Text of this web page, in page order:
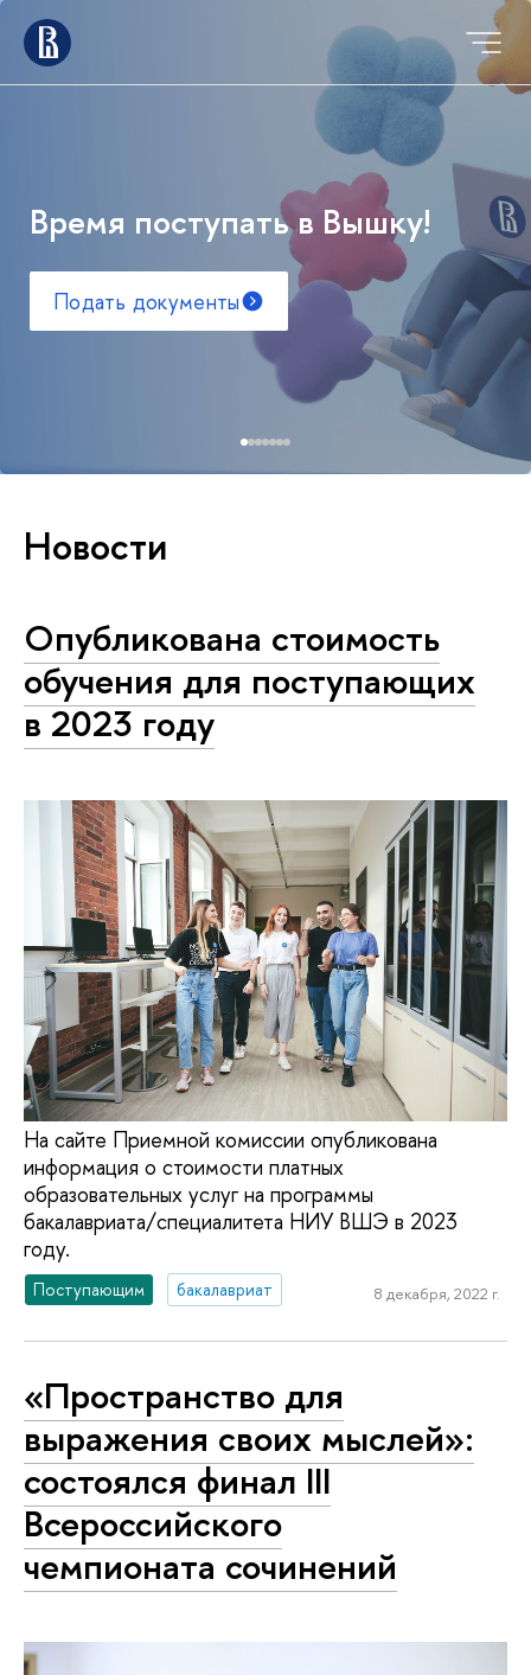
Время поступать в Вышку!
Подать документы
Новости
Опубликована стоимость
обучения для поступающих
в 2023 году
На сайте Приемной комиссии опубликована
информация о стоимости платных
образовательных услуг на программы
бакалавриата/специалитета НИУ ВШЭ в 2023
году.
Поступающим бакалавриат 8 декабря, 2022 г.
«Пространство для
выражения своих мыслей»:
состоялся финал III
Всероссийского
чемпионата сочинений